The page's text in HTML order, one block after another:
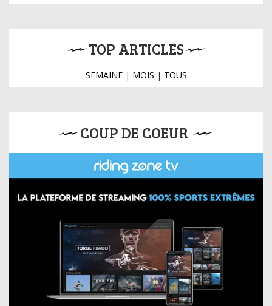
TOP ARTICLES
SEMAINE| MOIS | TOUS
COUP DE COEUR